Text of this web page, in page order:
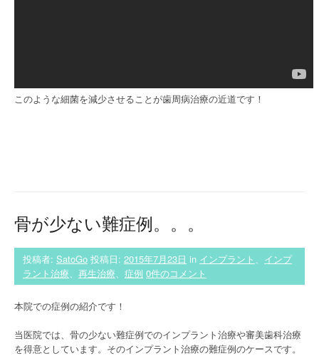
このような細菌を減少させることが歯周病治療の近道です！
骨が少ない難症例。。。
投稿者: SatoGo 投稿日: 2015年7月23日 in インプラント
インプ
ラント治療
再生治療 症例 0件のコメント
本院での症例の紹介です！
当医院では、骨の少ない難症例でのインプラント治療や審美歯科治療
を得意としています。そのインプラント治療の難症例のケースです。